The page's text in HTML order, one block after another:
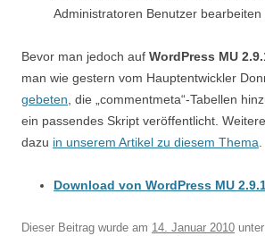
Administratoren Benutzer bearbeiten
Bevor man jedoch auf WordPress MU
man wie gestern vom Hauptentwickler
gebeten , die „commentmeta“-Tabellen
ein passendes Skript veröffentlicht.
dazu in unserem Artikel zu diesem Thema
Download von WordPress MU
Dieser Beitrag wurde am 14. Januar 2010 unter